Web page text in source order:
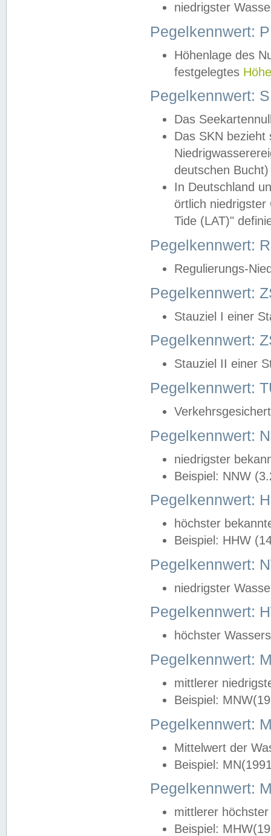
niedrigster
Pegelkennwert:
Höhenlage des
festgelegtes
Pegelkennwert:
Das
Das SKN
deutschen
In Deutschland
örtlich
Tide (LAT)"
Pegelkennwert:
Regulierungs-
Pegelkennwert:
Stauziel I einer
Pegelkennwert:
Stauziel II einer
Pegelkennwert:
Pegelkennwert:
niedrigster
Beispiel: NNW
Pegelkennwert:
höchster
Beispiel: HHW
Pegelkennwert:
niedrigster
Pegelkennwert:
höchster
Pegelkennwert:
mittlerer
Beispiel:
Pegelkennwert:
Mittelwert der
Beispiel:
Pegelkennwert:
mittlerer
Beispiel: